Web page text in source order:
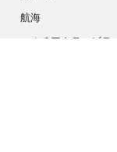
航海
マルチアクティビティ